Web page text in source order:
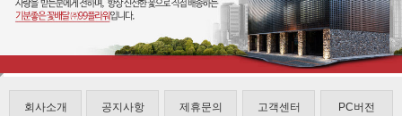
회사소개 공지사항 제휴문의 고객센터 PC버전